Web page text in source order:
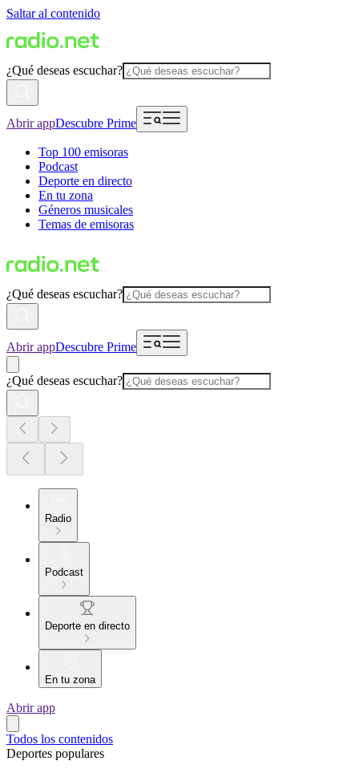
Saltar al contenido
¿Qué deseas escuchar?
Abrir appDescubre Prime
Top 100 emisoras
Podcast
Deporte en directo
En tu zona
Géneros musicales
Temas de emisoras
¿Qué deseas escuchar?
Abrir appDescubre Prime
¿Qué deseas escuchar?
Radio
Podcast
Deporte en directo
En tu zona
Abrir app
Todos los contenidos
Deportes populares